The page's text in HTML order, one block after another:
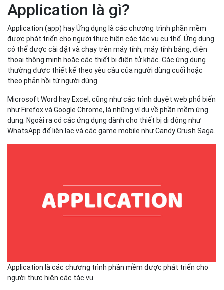
Application là gì?
Application (app) hay Ứng dụng là các chương trình phần mềm
được phát triển cho người thực hiện các tác vụ cụ thể. Ứng dụng
có thể được cài đặt và chạy trên máy tính, máy tính bảng, điện
thoại thông minh hoặc các thiết bị điện tử khác. Các ứng dụng
thường được thiết kế theo yêu cầu của người dùng cuối hoặc
theo phản hồi từ người dùng.
Microsoft Word hay Excel, cũng như các trình duyệt web phổ biến
như Firefox và Google Chrome, là những ví dụ về phần mềm ứng
dụng. Ngoài ra có các ứng dụng dành cho thiết bị di động như
WhatsApp để liên lạc và các game mobile như Candy Crush Saga.
Application là các chương trình phần mềm được phát triển cho
người thực hiện các tác vụ